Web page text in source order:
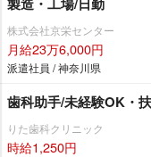
株式会社京栄センター
月給23万6,000円
派遣社員 / 神奈川県
歯科助手/未経験OK・
りた歯科クリニック
時給1,250円